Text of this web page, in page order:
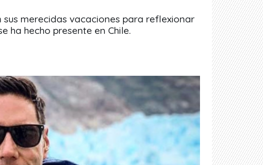
merecidas vacaciones para reflexionar
ha hecho presente en Chile.